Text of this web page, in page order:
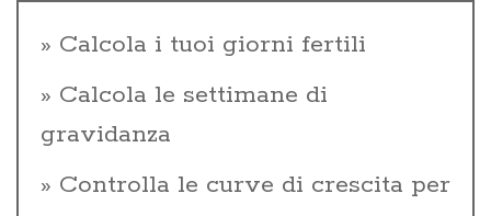
Calcola i tuoi giorni fertili
Calcola le settimane di
gravidanza
Controlla le curve di crescita per